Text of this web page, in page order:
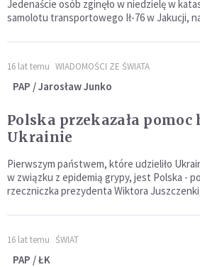
Jedenaście osób zginęło w niedzielę w
samolotu transportowego Ił-76 w Jakucji,
16 lat temu WIADOMOŚCI ZE ŚWIATA
PAP / Jarosław Junko
Polska przekazała
Ukrainie
Pierwszym państwem, które udzieliło
w związku z epidemią grypy, jest Polska -
rzeczniczka prezydenta Wiktora
16 lat temu ŚWIAT
PAP / ŁK